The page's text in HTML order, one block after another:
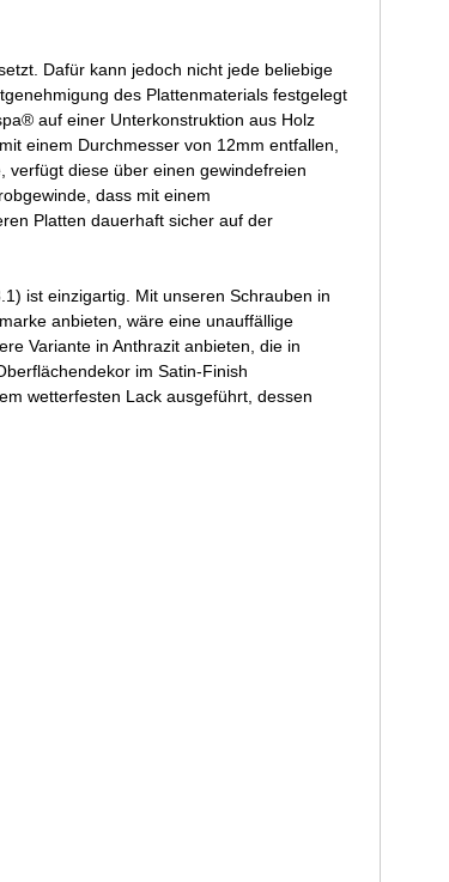
Dafür kann jedoch nicht jede beliebige
des Plattenmaterials festgelegt
auf einer Unterkonstruktion aus Holz
einem Durchmesser von 12mm entfallen,
verfügt diese über einen gewindefreien
dass mit einem
Platten dauerhaft sicher auf der
ist einzigartig. Mit unseren Schrauben in
anbieten, wäre eine unauffällige
Variante in Anthrazit anbieten, die in
im Satin-Finish
wetterfesten Lack ausgeführt, dessen